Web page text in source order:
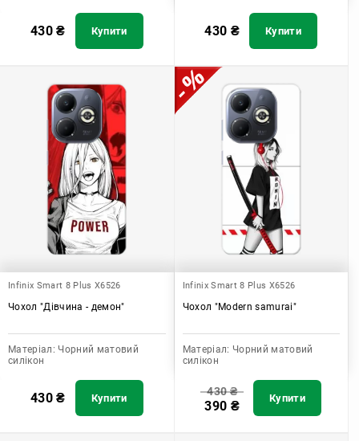
430₴ Купити 430 ₴ Купити
Infinix Smart 8 Plus X6526
Чохол "Дівчина - демон"
Матеріал: Чорний матовий
силікон
430₴ Купити
Infinix Smart 8 Plus X6526
Чохол "Modern samurai"
Матеріал: Чорний матовий
силікон
430₴
390 ₴ Купити